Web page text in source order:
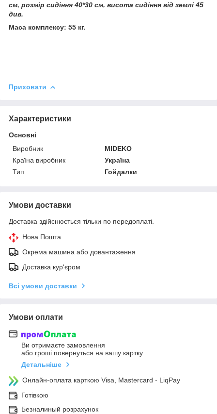
см, розмір сидіння 40*30 см, висота сидіння від землі 45
див.
Маса комплексу: 55 кг.
Приховати
Характеристики
Основні
Виробник
MIDEKO
Країна виробник
Україна
Тип
Гойдалки
Умови доставки
Доставка здійснюється тільки по передоплаті.
Нова Пошта
Окрема машина або довантаження
Доставка кур'єром
Всі умови доставки
Умови оплати
Ви отримаєте замовлення
або гроші повернуться на вашу картку
Детальніше
Онлайн-оплата карткою Visa, Mastercard - LiqPay
Готівкою
Безналиный розрахунок